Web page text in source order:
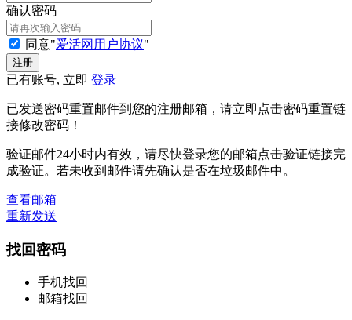
确认密码
同意"爱活网用户协议"
已有账号, 立即 登录
已发送密码重置邮件到您的注册邮箱，请立即点击密码重置链
接修改密码！
验证邮件24小时内有效，请尽快登录您的邮箱点击验证链接完
成验证。若未收到邮件请先确认是否在垃圾邮件中。
查看邮箱
重新发送
找回密码
手机找回
邮箱找回